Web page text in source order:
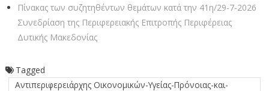
Πίνακας των συζητηθέντων θεμάτων κατά την 41η/29-7-2026
Συνεδρίαση της Περιφερειακής Επιτροπής Περιφέρειας
Δυτικής Μακεδονίας
Tagged
Αντιπεριφερειάρχης Οικονομικών-Υγείας-Πρόνοιας-και-